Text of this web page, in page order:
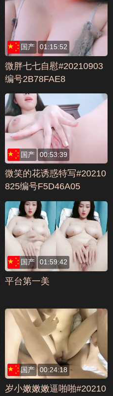
国产 01:15:52
微胖七七自慰#20210903
编号2B78FAE8
国产 00:53:39
微笑的花诱惑特写#20210
825编号F5D46A05
国产 01:59:42
平台第一美
国产 00:24:18
岁小嫩嫩嫩逼啪啪#20210